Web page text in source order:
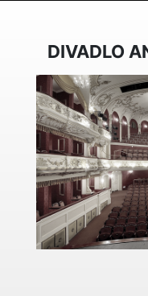
DIVADLO